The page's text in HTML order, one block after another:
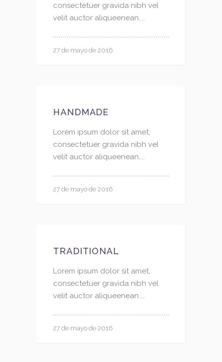
consectetuer gravida nibh vel
velit auctor aliqueenean....
27 de mayo de 2016
HANDMADE
Lorem ipsum dolor sit amet,
consectetuer gravida nibh vel
velit auctor aliqueenean....
27 de mayo de 2016
TRADITIONAL
Lorem ipsum dolor sit amet,
consectetuer gravida nibh vel
velit auctor aliqueenean....
27 de mayo de 2016